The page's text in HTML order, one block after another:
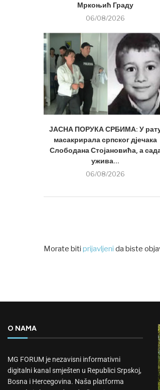
Мркоњић Граду
06/08/2026
ЈАСНА ПОРУКА СРБИМА: У
масакрирала српског дјечака
Слободана Стојановића, а
ужива...
06/08/2026
Morate biti prijavljeni da biste
O NAMA
MG FORUM je nezavisni informativni
digitalni kanal smješten u Republici Srpskoj,
Bosna i Hercegovina. Naša platforma